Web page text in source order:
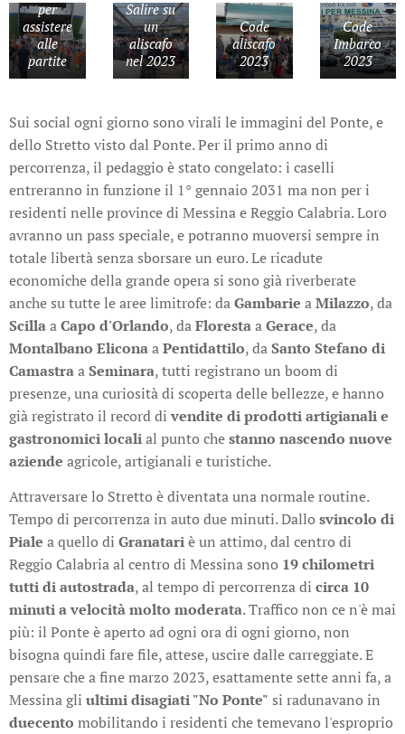
per
assistere
alle
partite
Salire su
un
aliscafo
nel 2023
Code
aliscafo
2023
Code
Imbarco
2023
Sui social ogni giorno sono virali le immagini del Ponte, e
dello Stretto visto dal Ponte. Per il primo anno di
percorrenza, il pedaggio è stato congelato: i caselli
entreranno in funzione il 1° gennaio 2031 ma non per i
residenti nelle province di Messina e Reggio Calabria. Loro
avranno un pass speciale, e potranno muoversi sempre in
totale libertà senza sborsare un euro. Le ricadute
economiche della grande opera si sono già riverberate
anche su tutte le aree limitrofe: daGambarie aMilazzo, da
ScillaaCapo d'Orlando, daFlorestaaGerace, da
Montalbano EliconaaPentidattilo, daSanto Stefano di
CamastraaSeminara, tutti registrano un boom di
presenze, una curiosità di scoperta delle bellezze, e hanno
già registrato il record divendite di prodotti artigianali e
gastronomici localial punto chestanno nascendo nuove
aziende agricole, artigianali e turistiche.
Attraversare lo Stretto è diventata una normale routine.
Tempo di percorrenza in auto due minuti. Dallo svincolo di
Piale a quello di Granatariè un attimo, dal centro di
Reggio Calabria al centro di Messina sono 19 chilometri
tutti di autostrada, al tempo di percorrenza di circa 10
minuti a velocità molto moderata. Traffico non ce n'è mai
più: il Ponte è aperto ad ogni ora di ogni giorno, non
bisogna quindi fare file, attese, uscire dalle carreggiate. E
pensare che a fine marzo 2023, esattamente sette anni fa, a
Messina gli ultimi disagiati "No Ponte" si radunavano in
duecento mobilitando i residenti che temevano l'esproprio